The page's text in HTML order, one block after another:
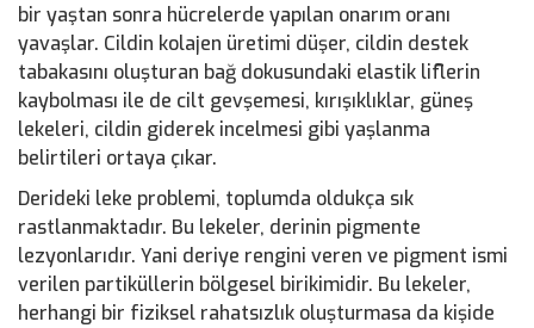
bir yaştan sonra hücrelerde yapılan onarım oranı
yavaşlar. Cildin kolajen üretimi düşer, cildin destek
tabakasını oluşturan bağ dokusundaki elastik liflerin
kaybolması ile de cilt gevşemesi, kırışıklıklar, güneş
lekeleri, cildin giderek incelmesi gibi yaşlanma
belirtileri ortaya çıkar.
Derideki leke problemi, toplumda oldukça sık
rastlanmaktadır. Bu lekeler, derinin pigmente
lezyonlarıdır. Yani deriye rengini veren ve pigment ismi
verilen partiküllerin bölgesel birikimidir. Bu lekeler,
herhangi bir fiziksel rahatsızlık oluşturmasa da kişide